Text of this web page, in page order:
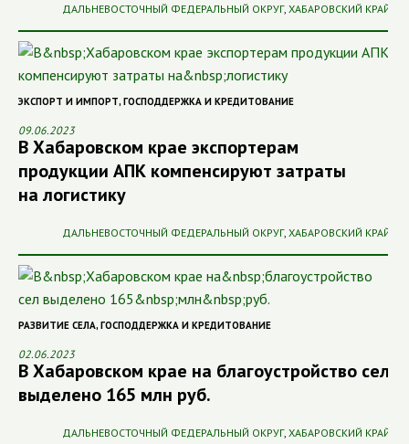
ДАЛЬНЕВОСТОЧНЫЙ ФЕДЕРАЛЬНЫЙ ОКРУГ, ХАБАРОВСКИЙ КРАЙ
ЭКСПОРТ И ИМПОРТ, ГОСПОДДЕРЖКА И КРЕДИТОВАНИЕ
09.06.2023
В Хабаровском крае экспортерам
продукции АПК компенсируют затраты
на логистику
ДАЛЬНЕВОСТОЧНЫЙ ФЕДЕРАЛЬНЫЙ ОКРУГ, ХАБАРОВСКИЙ КРАЙ
РАЗВИТИЕ СЕЛА, ГОСПОДДЕРЖКА И КРЕДИТОВАНИЕ
02.06.2023
В Хабаровском крае на благоустройство сел
выделено 165 млн руб.
ДАЛЬНЕВОСТОЧНЫЙ ФЕДЕРАЛЬНЫЙ ОКРУГ, ХАБАРОВСКИЙ КРАЙ